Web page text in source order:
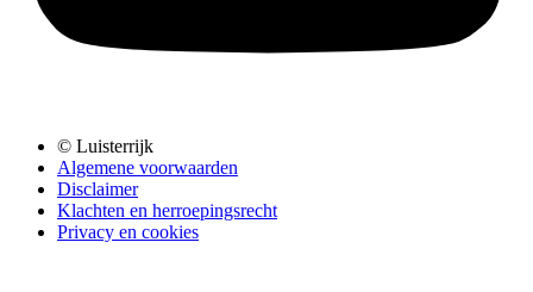
© Luisterrijk
Algemene voorwaarden
Disclaimer
Klachten en herroepingsrecht
Privacy en cookies